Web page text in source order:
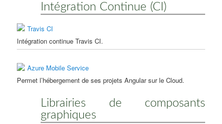
Intégration Continue (CI)
Travis CI
Intégration continue Travis CI.
Azure Mobile Service
Permet l’hébergement de ses projets Angular sur le Cloud.
Librairies de composants
graphiques